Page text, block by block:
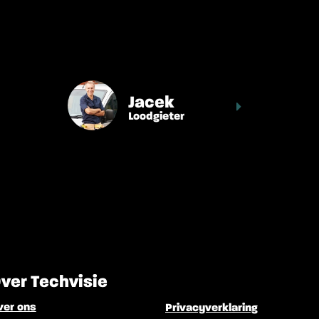
Jacek
Loodgieter
Techvisie
ons Privacyverklaring